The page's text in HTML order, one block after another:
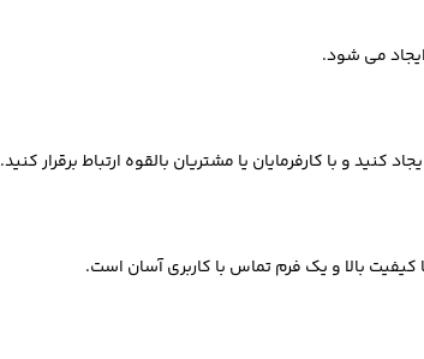
می شود.
با کارفرمایان یا مشتریان بالقوه ارتباط برقرار کنید.
بالا و یک فرم تماس با کاربری آسان است.